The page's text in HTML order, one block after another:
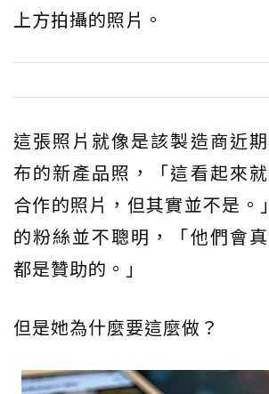
上方拍攝的照片。
這張照片就像是該製造商近
布的新產品照，「這看起來
合作的照片，但其實並不是。
的粉絲並不聰明，「他們會
都是贊助的。」
但是她為什麼要這麼做？